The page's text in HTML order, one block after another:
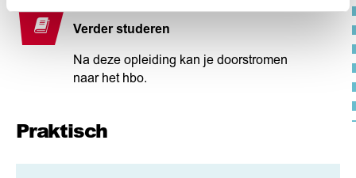
Verder studeren
Na deze opleiding kan je doorstromen
naar het hbo.
Praktisch